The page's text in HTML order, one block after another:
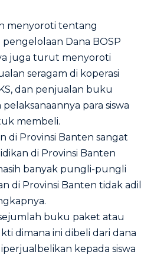
menyoroti tentang
Dana BOSP
juga turut menyoroti
seragam di koperasi
dan penjualan buku
para siswa
membeli.
di Provinsi Banten sangat
di Provinsi Banten
banyak pungli-pungli
di Provinsi Banten tidak adil
buku paket atau
dimana ini dibeli dari dana
kepada siswa